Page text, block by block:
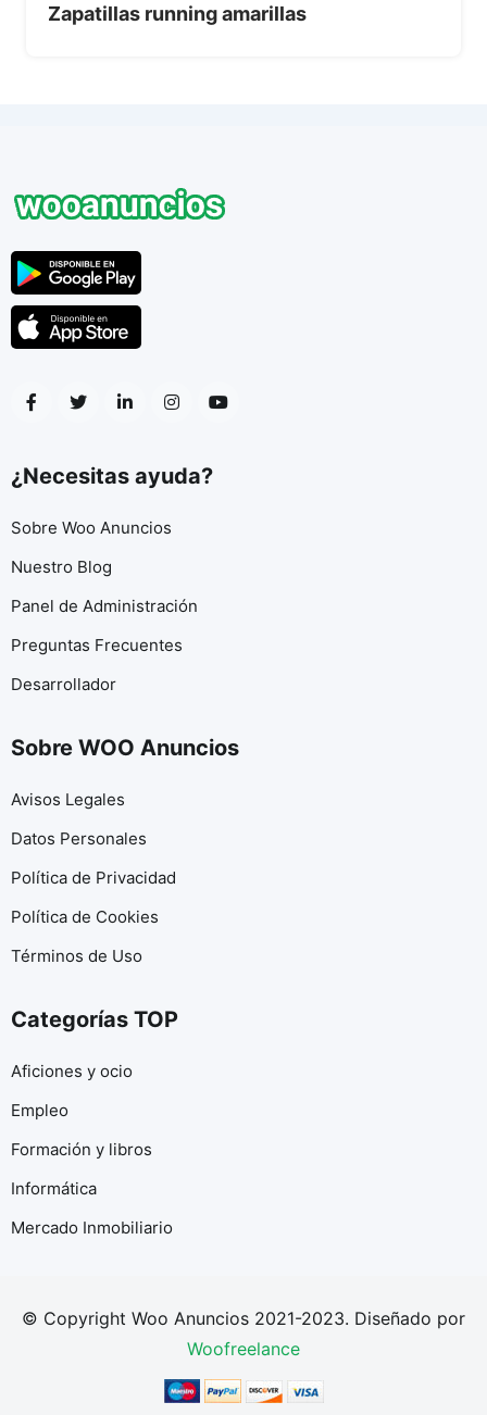
Zapatillas running amarillas
¿Necesitas ayuda?
Sobre Woo Anuncios
Nuestro Blog
Panel de Administración
Preguntas Frecuentes
Desarrollador
Sobre WOO Anuncios
Avisos Legales
Datos Personales
Política de Privacidad
Política de Cookies
Términos de Uso
Categorías TOP
Aficiones y ocio
Empleo
Formación y libros
Informática
Mercado Inmobiliario
© Copyright Woo Anuncios 2021-2023. Diseñado por
Woofreelance